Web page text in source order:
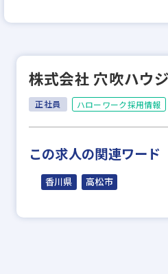
株式会社 穴吹ハウ
正社員 ハローワーク採用情報
この求人の関連ワード
香川県 高松市